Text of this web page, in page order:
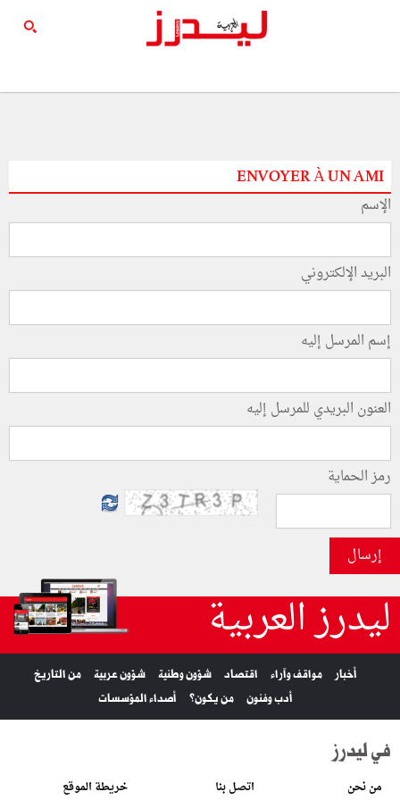
ENVOYER À UN AMI
الإسم
البريد الإلكتروني
إسم المرسل إليه
العنون البريدي للمرسل إليه
رمز الحماية
إرسال
ليدرز العربية
أخبار مواقف وآراء اقتصاد شؤون وطنية شؤون عربية
من التاريخ
أدب وفنون
من يكون؟ أصداء المؤسسات
في ليدرز
من نحن اتصل بنا خريطة الموقع